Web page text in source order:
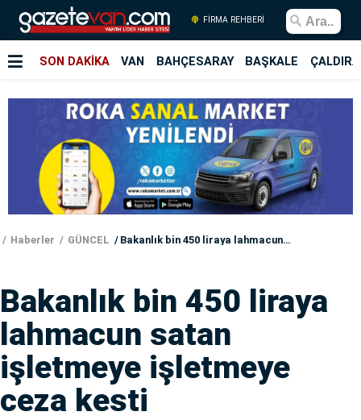
FİRMA REHBERİ
SON DAKİKA VAN BAHÇESARAY BAŞKALE
Haberler GÜNCEL Bakanlık bin 450 liraya lahmacun satan işletmeye işletmeye ceza kesti
Bakanlık bin 450 liraya
lahmacun satan
işletmeye işletmeye
ceza kesti